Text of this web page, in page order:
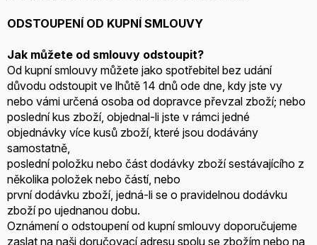
ODSTOUPENÍ OD KUPNÍ SMLOUVY
Jak můžete od smlouvy odstoupit?
Od kupní smlouvy můžete jako spotřebitel bez udání
důvodu odstoupit ve lhůtě 14 dnů ode dne, kdy jste vy
nebo vámi určená osoba od dopravce převzal zboží; nebo
poslední kus zboží, objednal-li jste v rámci jedné
objednávky více kusů zboží, které jsou dodávány
samostatně,
poslední položku nebo část dodávky zboží sestávajícího z
několika položek nebo částí, nebo
první dodávku zboží, jedná-li se o pravidelnou dodávku
zboží po ujednanou dobu.
Oznámení o odstoupení od kupní smlouvy doporučujeme
zaslat na naši doručovací adresu spolu se zbožím nebo na